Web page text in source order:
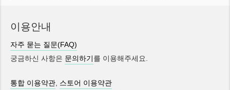
이용안내
자주 묻는 질문(FAQ)
궁금하신 사항은 문의하기를 이용해주세요.
통합 이용약관 스토어 이용약관